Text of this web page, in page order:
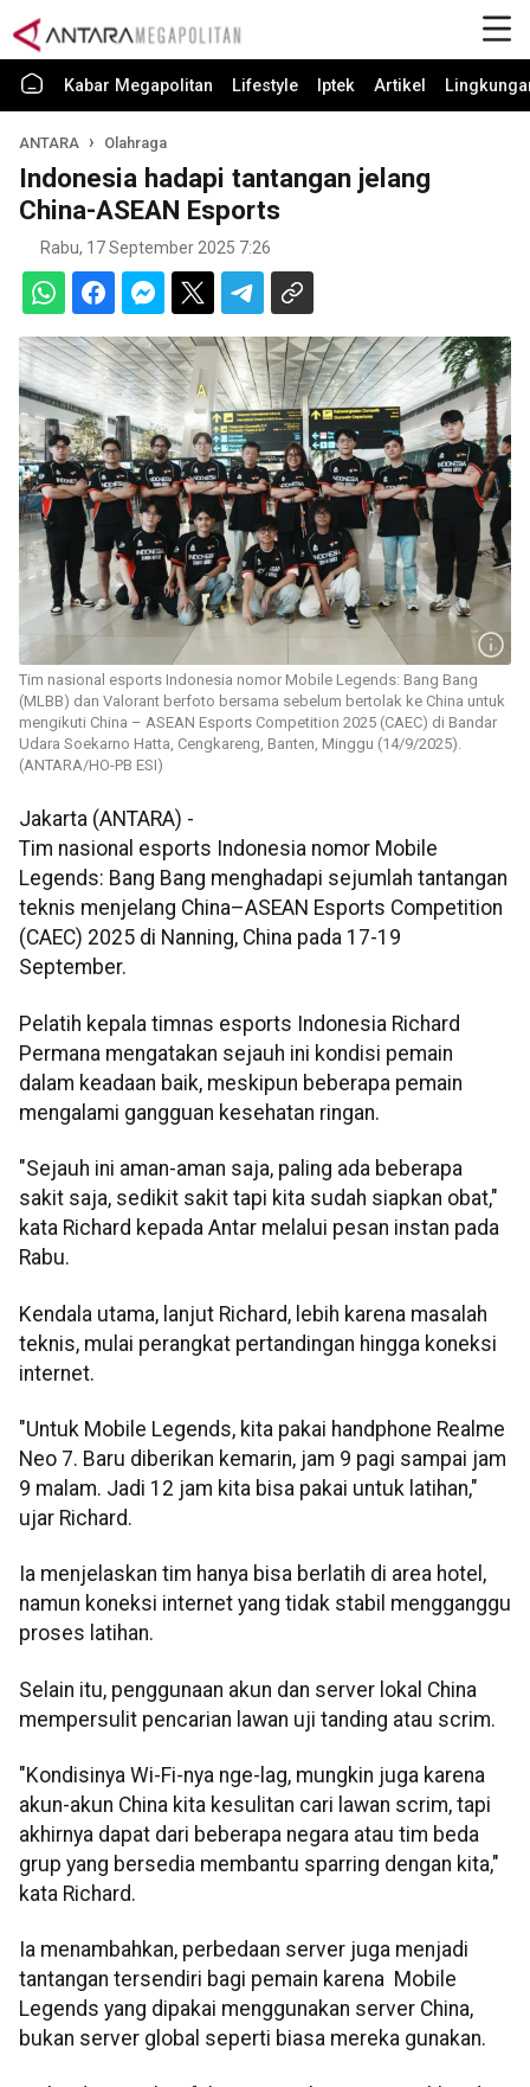
Kabar Megapolitan Lifestyle Iptek Artikel
ANTARA Olahraga
Indonesia hadapi tantangan jelang
China-ASEAN Esports
Rabu, 17 September 2025 7:26
Tim nasional esports Indonesia nomor Mobile Legends: Bang Bang
(MLBB) dan Valorant berfoto bersama sebelum bertolak ke China untuk
mengikuti China – ASEAN Esports Competition 2025 (CAEC) di Bandar
Udara Soekarno Hatta, Cengkareng, Banten, Minggu (14/9/2025).
(ANTARA/HO-PB ESI)
Jakarta (ANTARA) -
Tim nasional esports Indonesia nomor Mobile
Legends: Bang Bang menghadapi sejumlah tantangan
teknis menjelang China–ASEAN Esports Competition
(CAEC) 2025 di Nanning, China pada 17-19
September.
Pelatih kepala timnas esports Indonesia Richard
Permana mengatakan sejauh ini kondisi pemain
dalam keadaan baik, meskipun beberapa pemain
mengalami gangguan kesehatan ringan.
"Sejauh ini aman-aman saja, paling ada beberapa
sakit saja, sedikit sakit tapi kita sudah siapkan obat,"
kata Richard kepada Antar melalui pesan instan pada
Rabu.
Kendala utama, lanjut Richard, lebih karena masalah
teknis, mulai perangkat pertandingan hingga koneksi
internet.
"Untuk Mobile Legends, kita pakai handphone Realme
Neo 7. Baru diberikan kemarin, jam 9 pagi sampai jam
9 malam. Jadi 12 jam kita bisa pakai untuk latihan,"
ujar Richard.
Ia menjelaskan tim hanya bisa berlatih di area hotel,
namun koneksi internet yang tidak stabil mengganggu
proses latihan.
Selain itu, penggunaan akun dan server lokal China
mempersulit pencarian lawan uji tanding atau scrim.
"Kondisinya Wi-Fi-nya nge-lag, mungkin juga karena
akun-akun China kita kesulitan cari lawan scrim, tapi
akhirnya dapat dari beberapa negara atau tim beda
grup yang bersedia membantu sparring dengan kita,"
kata Richard.
Ia menambahkan, perbedaan server juga menjadi
tantangan tersendiri bagi pemain karena Mobile
Legends yang dipakai menggunakan server China,
bukan server global seperti biasa mereka gunakan.